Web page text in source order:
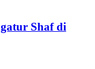
Shaf di